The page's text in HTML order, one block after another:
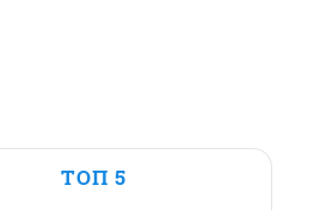
ТОП 5